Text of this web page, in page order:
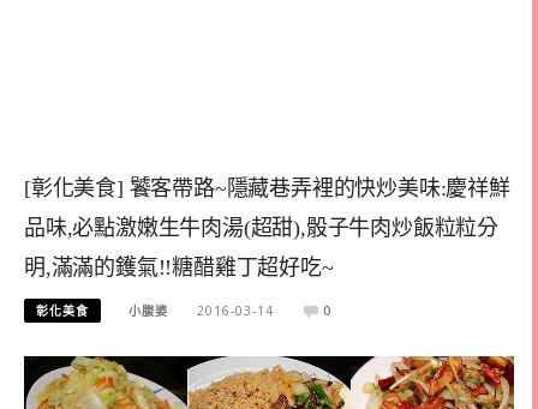
[彰化美食] 饕客帶路~隱藏巷弄裡的快炒美味:慶祥鮮
品味,必點激嫩生牛肉湯(超甜),骰子牛肉炒飯粒粒分
明,滿滿的鑊氣!!糖醋雞丁超好吃~
彰化美食 小腹婆 2016-03-14 0